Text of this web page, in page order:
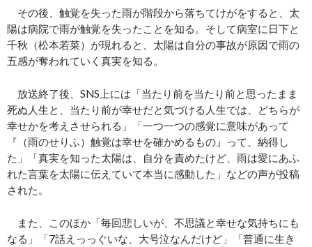
その後、触覚を失った雨が階段から落ちてけがをすると、太
陽は病院で雨が触覚を失ったことを知る。そして病室に日下と
千秋（松本若菜）が現れると、太陽は自分の事故が原因で雨の
五感が奪われていく真実を知る。
放送終了後、SNS上には「当たり前を当たり前と思ったまま
死ぬ人生と、当たり前が幸せだと気づける人生では、どちらが
幸せかを考えさせられる」「一つ一つの感覚に意味があって
『（雨のせりふ）触覚は幸せを確かめるもの』って、納得し
た」「真実を知った太陽は、自分を責めたけど、雨は愛にあふ
れた言葉を太陽に伝えていて本当に感動した」などの声が投稿
された。
また、このほか「毎回悲しいが、不思議と幸せな気持ちにも
なる」「7話えっっぐいな、大号泣なんだけど」「普通に生き